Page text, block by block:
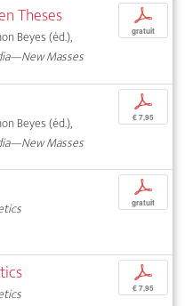
Theses
Beyes (éd.),
Masses
p
gratuit
Beyes (éd.),
Masses
p
€ 7,95
p
gratuit
p
€ 7,95